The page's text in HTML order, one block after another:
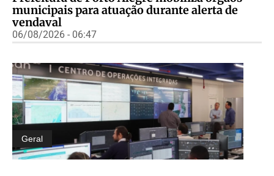
municipais para atuação durante alerta de
vendaval
06/08/2026 - 06:47
Geral